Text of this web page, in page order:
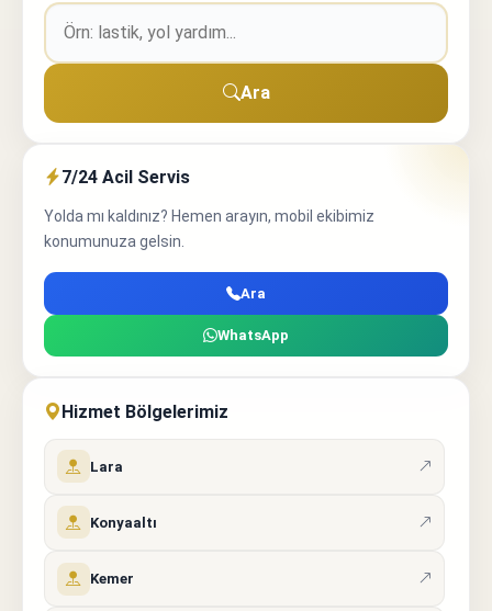
Ara
7/24 Acil Servis
Yolda mı kaldınız? Hemen arayın, mobil ekibimiz
konumunuza gelsin.
Ara
WhatsApp
Hizmet Bölgelerimiz
Lara
Konyaaltı
Kemer